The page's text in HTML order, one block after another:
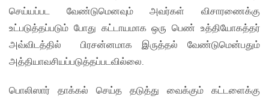
செய்யப்பட வேண்டுமெனவும் அவர்கள் விசாரணைக்கு
உட்படுத்தப்படும் போது கட்டாயமாக ஒரு பெண் உத்தியோகத்தர்
அவ்விடத்தில் பிரசன்னமாக இருத்தல் வேண்டுமென்பதும்
அத்தியாவசியப்படுத்தப்படவில்லை.
பொலிஸார் தாக்கல் செய்த தடுத்து வைக்கும் கட்டளைக்கு